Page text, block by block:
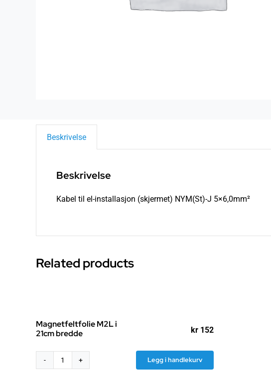
Beskrivelse
Beskrivelse
Kabel til el-installasjon (skjermet) NYM(St)-J 5×6,0mm²
Related products
Magnetfeltfolie M2L i
21cm bredde
kr152
Magnetfeltfolie
Legg i handlekurv